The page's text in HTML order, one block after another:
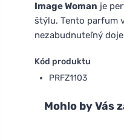
Image Woman je
štýlu. Tento parfum
nezabudnuteľný
Kód produktu
PRFZ1103
Mohlo by Vás